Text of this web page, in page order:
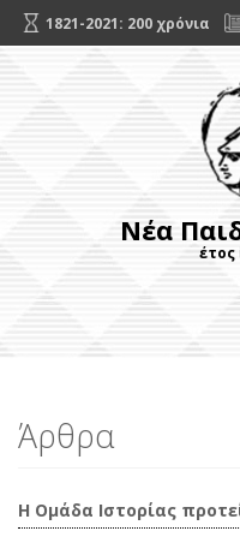
1821-2021: 200 χρόνια
Νέα
έτος
Άρθρα
Η Ομάδα Ιστορίας